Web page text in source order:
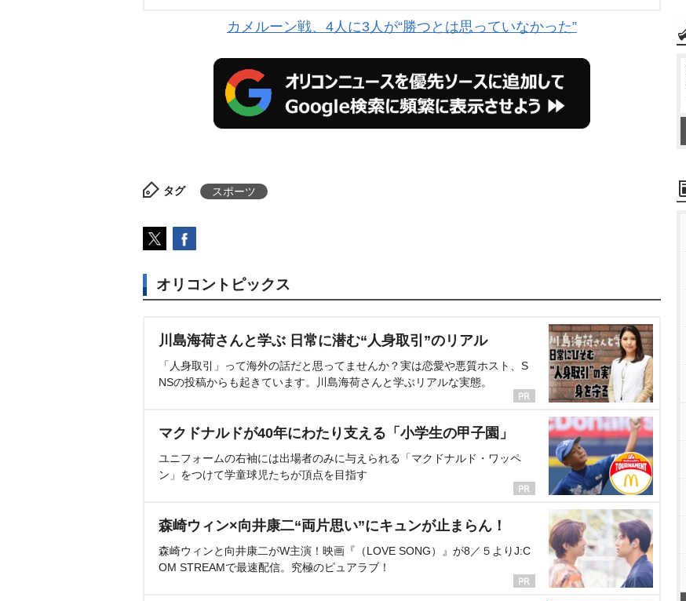
カメルーン戦、4人に3人が“勝つとは思っていなかった”
タグ スポーツ
オリコントピックス
川島海荷さんと学ぶ 日常に潜む“人身取引”のリアル
「人身取引」って海外の話だと思ってませんか？実は恋愛や悪質ホスト、S
NSの投稿からも起きています。川島海荷さんと学ぶリアルな実態。
マクドナルドが40年にわたり支える「小学生の甲子園」
ユニフォームの右袖には出場者のみに与えられる「マクドナルド・ワッペ
ン」をつけて学童球児たちが頂点を目指す
森崎ウィン×向井康二“両片思い”にキュンが止まらん！
森崎ウィンと向井康二がW主演！映画『（LOVE SONG）』が8／５よりJ:C
OM STREAMで最速配信。究極のピュアラブ！